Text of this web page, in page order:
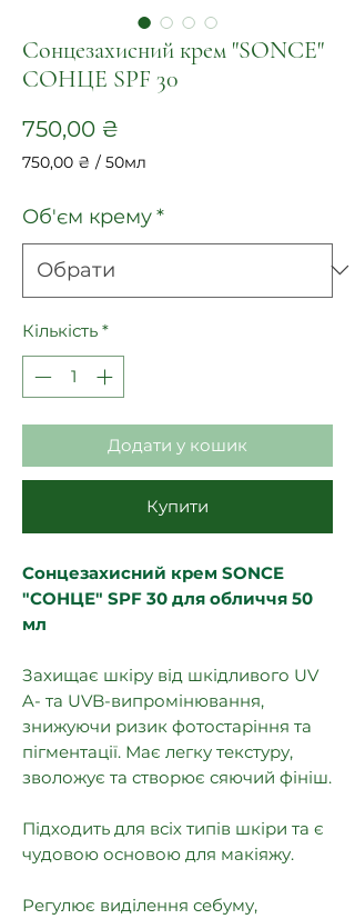
Сонцезахисний крем "SONCE"
СОНЦЕ SPF 30
750,00 ₴
750,00 ₴ / 50мл
за
50
Мілілітри
Об'єм крему*
Кількість *
Додати у кошик
Купити
Сонцезахисний крем SONCE
"СОНЦЕ" SPF 30 для обличчя 50
мл
Захищає шкіру від шкідливого UV
A- та UVB-випромінювання,
знижуючи ризик фотостаріння та
пігментації. Має легку текстуру,
зволожує та створює сяючий фініш.
Підходить для всіх типів шкіри та є
чудовою основою для макіяжу.
Регулює виділення себуму,